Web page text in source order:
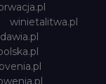
winietalitwa.pl